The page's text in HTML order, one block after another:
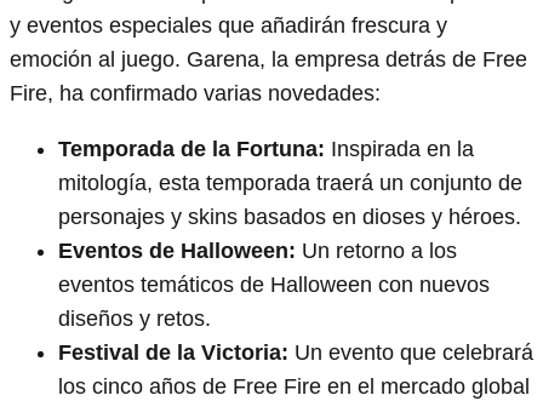
y eventos especiales que añadirán frescura y
emoción al juego. Garena, la empresa detrás de Free
Fire, ha confirmado varias novedades:
Temporada de la Fortuna: Inspirada en la
mitología, esta temporada traerá un conjunto de
personajes y skins basados en dioses y héroes.
Eventos de Halloween: Un retorno a los
eventos temáticos de Halloween con nuevos
diseños y retos.
Festival de la Victoria: Un evento que celebrará
los cinco años de Free Fire en el mercado global